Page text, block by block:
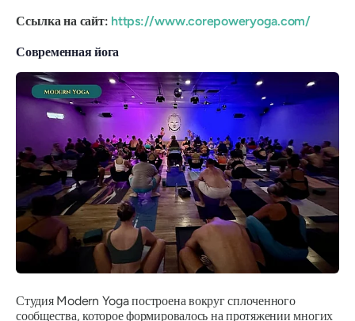
Ссылка на сайт: https://www.corepoweryoga.com/
Современная йога
Студия Modern Yoga построена вокруг сплоченного
сообщества, которое формировалось на протяжении многих